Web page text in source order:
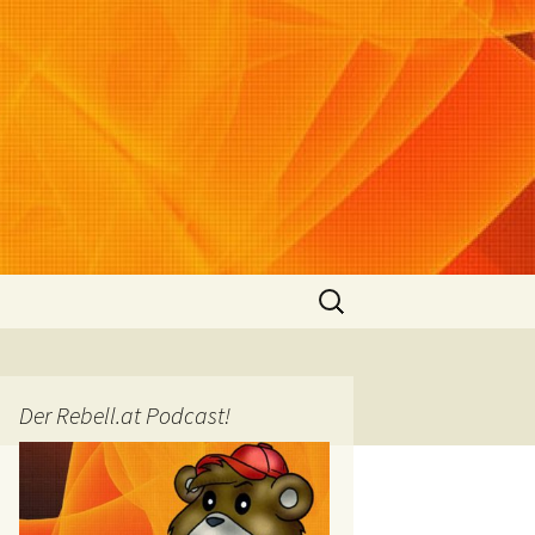
Suchen
nach:
Der Rebell.at Podcast!